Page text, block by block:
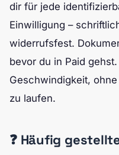
dir für jede
Einwilligung –
widerrufsfest.
bevor du in Paid
Geschwindigkeit,
zu laufen.
❓ Häufig